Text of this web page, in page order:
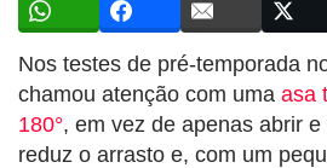
Nos testes de pré-temporada
chamou atenção com uma asa
180°, em vez de apenas abrir
reduz o arrasto e, com um